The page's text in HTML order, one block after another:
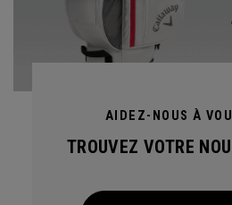
AIDEZ-NOUS À
TROUVEZ VOTRE